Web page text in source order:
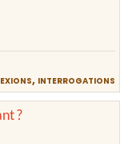
interrogations
?